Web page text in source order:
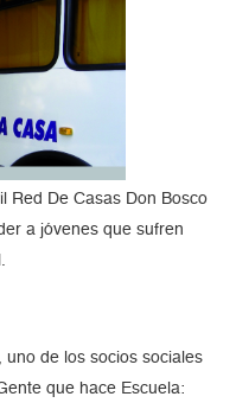
Red De Casas Don Bosco
a jóvenes que sufren
uno de los socios sociales
que hace Escuela: